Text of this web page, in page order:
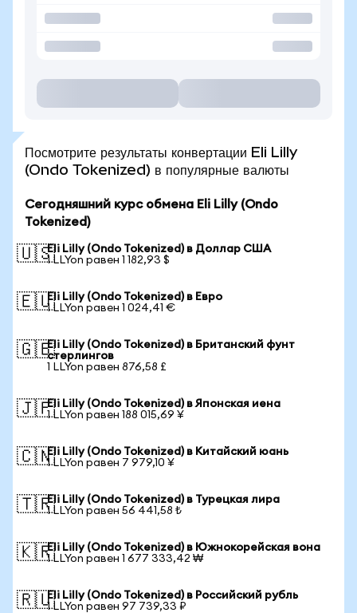
Посмотрите результаты конвертации Eli Lilly
(Ondo Tokenized) в популярные валюты
Сегодняшний курс обмена Eli Lilly (Ondo
Tokenized)
🇺🇸Eli Lilly (Ondo Tokenized) в Доллар США
1 LLYon равен 1 182,93 $
🇪🇺Eli Lilly (Ondo Tokenized) в Евро
1 LLYon равен 1 024,41 €
🇬🇧Eli Lilly (Ondo Tokenized) в Британский фунт
стерлингов
1 LLYon равен 876,58 £
🇯🇵Eli Lilly (Ondo Tokenized) в Японская иена
1 LLYon равен 188 015,69 ¥
🇨🇳Eli Lilly (Ondo Tokenized) в Китайский юань
1 LLYon равен 7 979,10 ¥
🇹🇷Eli Lilly (Ondo Tokenized) в Турецкая лира
1 LLYon равен 56 441,58 ₺
🇰🇷Eli Lilly (Ondo Tokenized) в Южнокорейская вона
1 LLYon равен 1 677 333,42 ₩
🇷🇺Eli Lilly (Ondo Tokenized) в Российский рубль
1 LLYon равен 97 739,33 ₽